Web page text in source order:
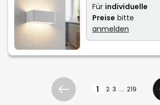
Für individuelle
Preise bitte
anmelden
Zurück 1 2 3 ... 219